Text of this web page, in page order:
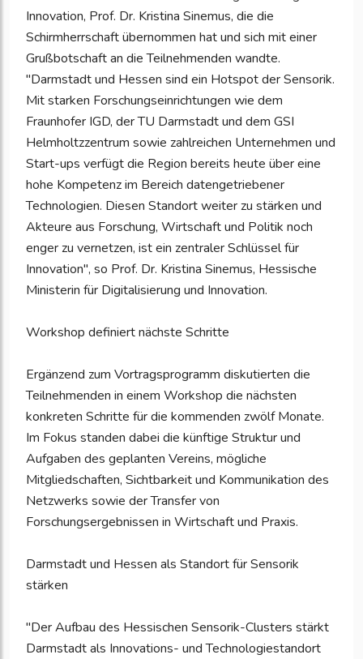
Innovation, Prof. Dr. Kristina Sinemus, die die
Schirmherrschaft übernommen hat und sich mit einer
Grußbotschaft an die Teilnehmenden wandte.
"Darmstadt und Hessen sind ein Hotspot der Sensorik.
Mit starken Forschungseinrichtungen wie dem
Fraunhofer IGD, der TU Darmstadt und dem GSI
Helmholtzzentrum sowie zahlreichen Unternehmen und
Start-ups verfügt die Region bereits heute über eine
hohe Kompetenz im Bereich datengetriebener
Technologien. Diesen Standort weiter zu stärken und
Akteure aus Forschung, Wirtschaft und Politik noch
enger zu vernetzen, ist ein zentraler Schlüssel für
Innovation", so Prof. Dr. Kristina Sinemus, Hessische
Ministerin für Digitalisierung und Innovation.
Workshop definiert nächste Schritte
Ergänzend zum Vortragsprogramm diskutierten die
Teilnehmenden in einem Workshop die nächsten
konkreten Schritte für die kommenden zwölf Monate.
Im Fokus standen dabei die künftige Struktur und
Aufgaben des geplanten Vereins, mögliche
Mitgliedschaften, Sichtbarkeit und Kommunikation des
Netzwerks sowie der Transfer von
Forschungsergebnissen in Wirtschaft und Praxis.
Darmstadt und Hessen als Standort für Sensorik
stärken
"Der Aufbau des Hessischen Sensorik-Clusters stärkt
Darmstadt als Innovations- und Technologiestandort